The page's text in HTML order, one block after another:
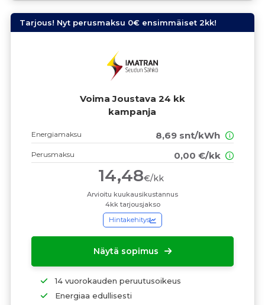
Tarjous! Nyt perusmaksu 0€ ensimmäiset 2kk!
Voima Joustava 24 kk
kampanja
Energiamaksu 8,69 snt/kWh
Perusmaksu 0,00 €/kk
14,48€/kk
Arvioitu kuukausikustannus
4kk tarjousjakso
Hintakehitys
Näytä sopimus
14 vuorokauden peruutusoikeus
Energiaa edullisesti